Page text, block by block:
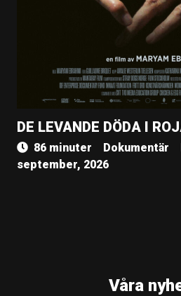
DE LEVANDE DÖDA I
86 minuter Dokumentär
september, 2026
Våra